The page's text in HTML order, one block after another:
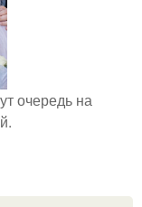
очередь на